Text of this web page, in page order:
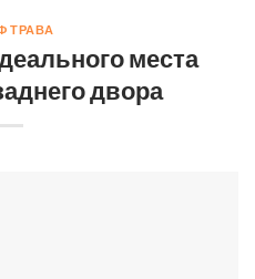
ТРАВА
места
двора